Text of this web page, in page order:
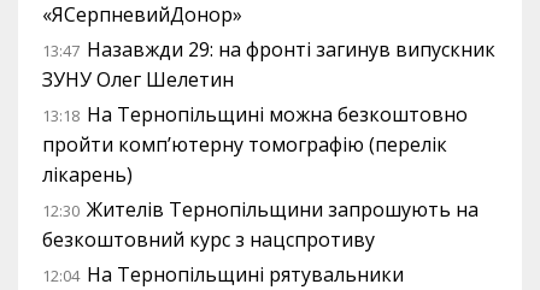
«ЯСерпневийДонор»
13:47 Назавжди 29: на фронті загинув випускник
ЗУНУ Олег Шелетин
13:18 На Тернопільщині можна безкоштовно
пройти комп’ютерну томографію (перелік
лікарень)
12:30 Жителів Тернопільщини запрошують на
безкоштовний курс з нацспротиву
12:04 На Тернопільщині рятувальники